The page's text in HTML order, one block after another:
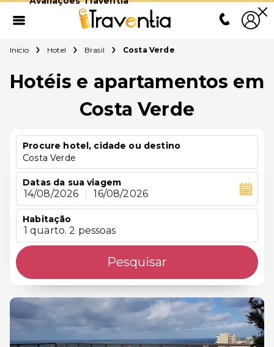
Início Hotel Brasil Costa Verde
Hotéis e apartamentos em
Costa Verde
Procure hotel, cidade ou destino
Costa Verde
Datas da sua viagem
14/08/2026 16/08/2026
Habitação
1 quarto. 2 pessoas
Pesquisar